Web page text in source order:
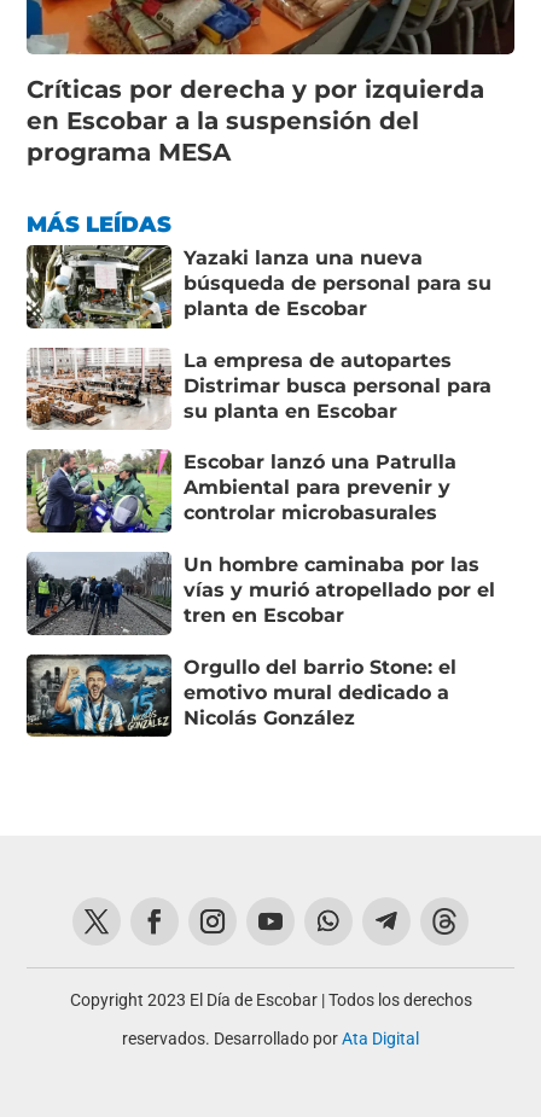
Críticas por derecha y por izquierda
en Escobar a la suspensión del
programa MESA
MÁS LEÍDAS
Yazaki lanza una nueva
búsqueda de personal para su
planta de Escobar
La empresa de autopartes
Distrimar busca personal para
su planta en Escobar
Escobar lanzó una Patrulla
Ambiental para prevenir y
controlar microbasurales
Un hombre caminaba por las
vías y murió atropellado por el
tren en Escobar
Orgullo del barrio Stone: el
emotivo mural dedicado a
Nicolás González
Copyright 2023 El Día de Escobar | Todos los derechos
reservados. Desarrollado porAta Digital